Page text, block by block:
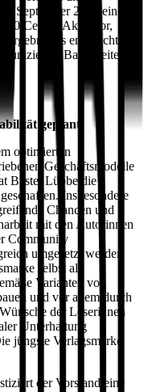
September 2024 eine
30 Cent je Aktie vor,
Ergebnisses entspricht
Bandbreite
geplant
optimierten
Geschäftsmodelle
Bastei Lübbe die
Insbesondere
Chancen und
mit den Autorinnen
Community
umgesetzt werden
selbst als
Varianten von
und vor allem durch
der Leserinnen
Unterhaltung
jüngste Verlagsmarke
der Vorstand eine